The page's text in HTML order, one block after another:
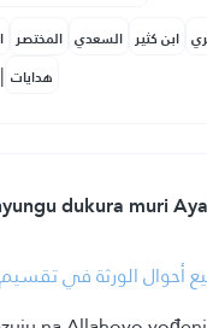
المختصر السعدي ابن كثير
| هدايات
dukura muri
أحوال الورثة في